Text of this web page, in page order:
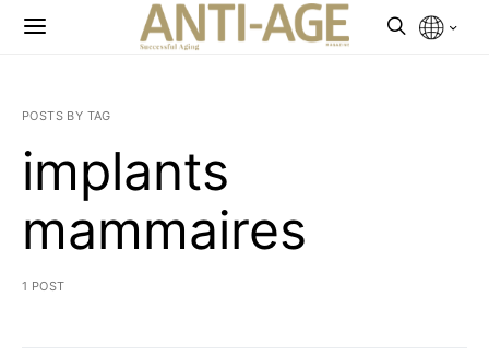
POSTS BY TAG
implants
mammaires
1 POST